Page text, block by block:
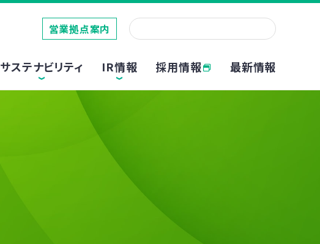
サステナビリティ IR情報 採用情報 最新情報
営業拠点案内